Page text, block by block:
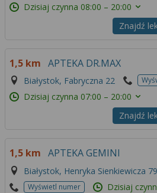
Dzisiaj czynna 08:00 – 20:00
Znajdź
1,5 km APTEKA DR.MAX
Białystok, Fabryczna 22
Dzisiaj czynna 07:00 – 20:00
Znajdź
1,5 km APTEKA GEMINI
Białystok, Henryka Sienkiewicza
Wyświetl numer Dzisiaj